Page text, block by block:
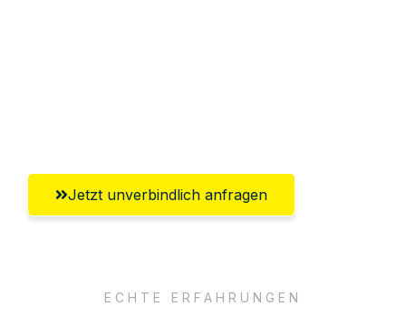
Jetzt unverbindlich anfragen
ECHTE ERFAHRUNGEN